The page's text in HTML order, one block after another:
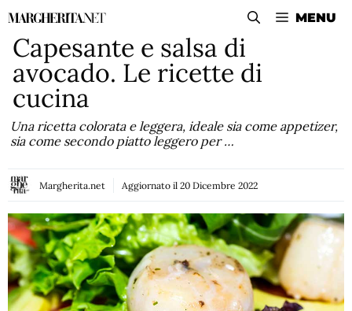
Vai
contenuto
MENU
Capesante e salsa di
avocado. Le ricette di
cucina
Una ricetta colorata e leggera, ideale sia come appetizer,
sia come secondo piatto leggero per …
Margherita.net Aggiornato il 20 Dicembre 2022